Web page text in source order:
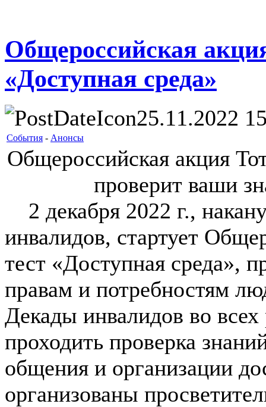
Общероссийская
«Доступная среда»
25.11.2022
События - Анонсы
Общероссийская акция
проверит ваши
2 декабря 2022 г.,
инвалидов, стартует
тест «Доступная среда»,
правам и потребностям
Декады инвалидов во всех
проходить проверка
общения и организации
организованы